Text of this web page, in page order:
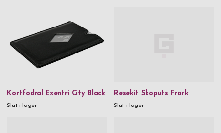
Kortfodral Exentri City Black
Slut i lager
Resekit Skoputs Frank
Slut i lager